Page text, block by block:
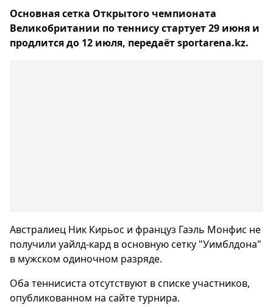
Основная сетка Открытого чемпионата
Великобритании по теннису стартует 29 июня и
продлится до 12 июля, передаёт sportarena.kz.
Австралиец Ник Кирьос и француз Гаэль Монфис не
получили уайлд-кард в основную сетку "Уимблдона"
в мужском одиночном разряде.
Оба теннисиста отсутствуют в списке участников,
опубликованном на сайте турнира.